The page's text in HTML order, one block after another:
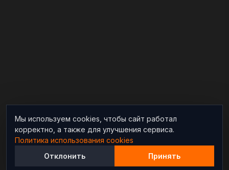
Мы используем cookies, чтобы сайт работал
корректно, а также для улучшения сервиса.
Политика использования cookies
Отклонить
Принять